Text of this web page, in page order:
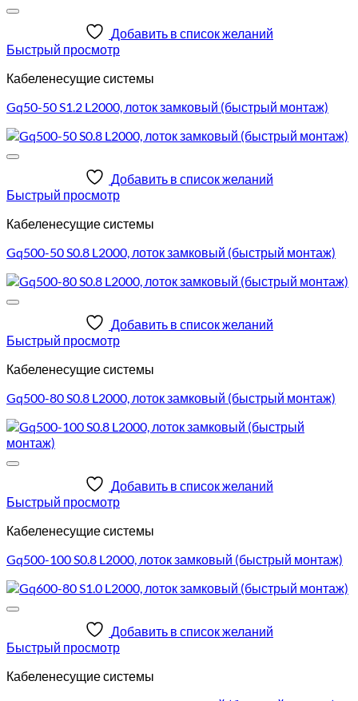
Добавить в список желаний
Быстрый просмотр
Кабеленесущие системы
Gq50-50 S1.2 L2000, лоток замковый (быстрый монтаж)
Добавить в список желаний
Быстрый просмотр
Кабеленесущие системы
Gq500-50 S0.8 L2000, лоток замковый (быстрый монтаж)
Добавить в список желаний
Быстрый просмотр
Кабеленесущие системы
Gq500-80 S0.8 L2000, лоток замковый (быстрый монтаж)
Добавить в список желаний
Быстрый просмотр
Кабеленесущие системы
Gq500-100 S0.8 L2000, лоток замковый (быстрый монтаж)
Добавить в список желаний
Быстрый просмотр
Кабеленесущие системы